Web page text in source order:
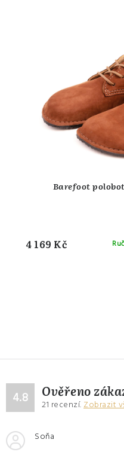
Barefoot
4 169 Kč
4.8 Ověřeno
21 recenzí. Zobrazit
Soňa